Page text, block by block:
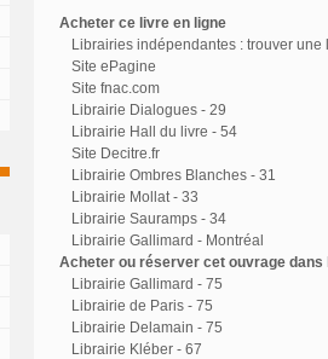
Acheter ce livre en ligne
Librairies indépendantes : trouver une
Site ePagine
Site fnac.com
Librairie Dialogues - 29
Librairie Hall du livre - 54
Site Decitre.fr
Librairie Ombres Blanches - 31
Librairie Mollat - 33
Librairie Sauramps - 34
Librairie Gallimard - Montréal
Acheter ou réserver cet ouvrage
Librairie Gallimard - 75
Librairie de Paris - 75
Librairie Delamain - 75
Librairie Kléber - 67